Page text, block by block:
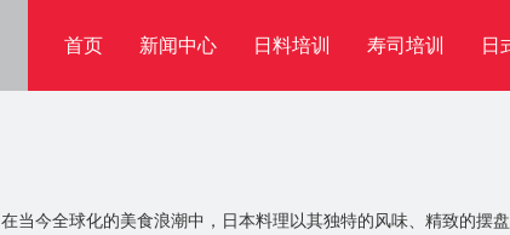
首页 新闻中心 日料培训 寿司培训 日
在当今全球化的美食浪潮中，日本料理以其独特的风味、精致的摆